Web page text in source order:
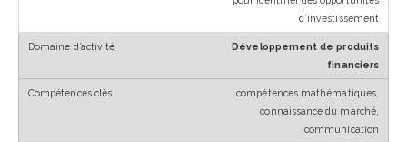
d’investissement
Développement de produits
financiers
compétences mathématiques,
connaissance du marché,
communication